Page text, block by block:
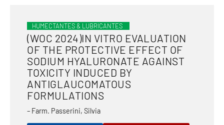
HUMECTANTES & LUBRICANTES
(WOC 2024)IN VITRO EVALUATION
OF THE PROTECTIVE EFFECT OF
SODIUM HYALURONATE AGAINST
TOXICITY INDUCED BY
ANTIGLAUCOMATOUS
FORMULATIONS
– Farm. Passerini, Silvia